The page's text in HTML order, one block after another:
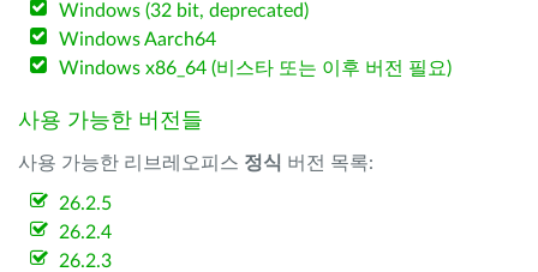
Windows (32 bit, deprecated)
Windows Aarch64
Windows x86_64 (비스타 또는 이후 버전 필요)
사용 가능한 버전들
사용 가능한 리브레오피스 정식 버전 목록:
26.2.5
26.2.4
26.2.3